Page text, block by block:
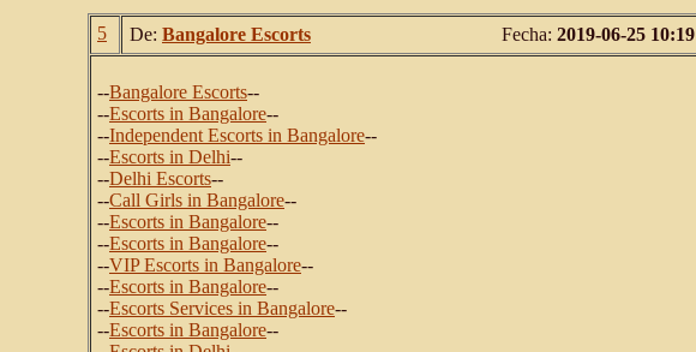
5 De: Bangalore Escorts Fecha: 2019-06-25 10:19
--Bangalore Escorts--
--Escorts in Bangalore--
--Independent Escorts in Bangalore--
--Escorts in Delhi--
--Delhi Escorts--
--Call Girls in Bangalore--
--Escorts in Bangalore--
--Escorts in Bangalore--
--VIP Escorts in Bangalore--
--Escorts in Bangalore--
--Escorts Services in Bangalore--
--Escorts in Bangalore--